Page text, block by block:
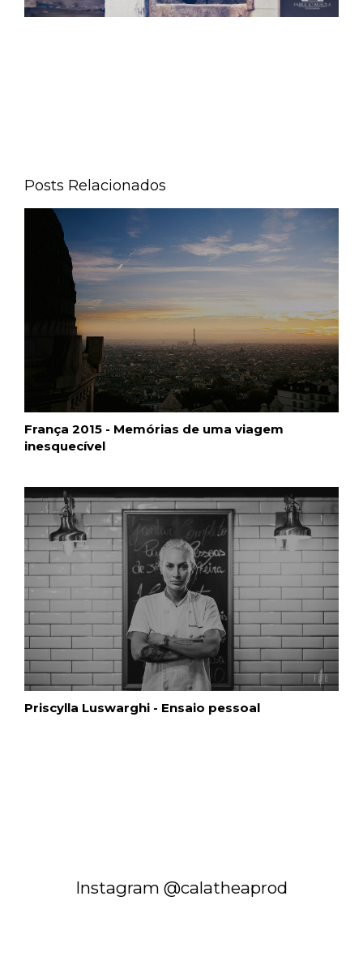
Posts Relacionados
França 2015 - Memórias de uma viagem
inesquecível
Priscylla Luswarghi - Ensaio pessoal
Instagram @calatheaprod